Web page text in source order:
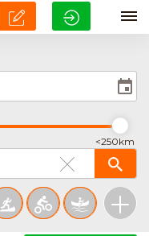
<250km